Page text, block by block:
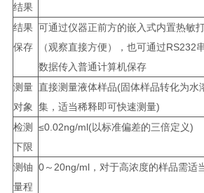
结果
结果
保存
可通过仪器正前方的嵌入式内置热敏
（观察直接方便），也可通过RS232
数据传入普通计算机保存
测量
对象
直接测量液体样品(固体样品转化为水
集，适当稀释即可快速测量)
检测
下限
≤0.02ng/ml(以标准偏差的三倍定义)
测铀
量程
0～20ng/ml，对于高浓度的样品需适